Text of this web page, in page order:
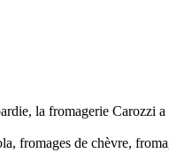
la fromagerie Carozzi
fromages de chèvre,